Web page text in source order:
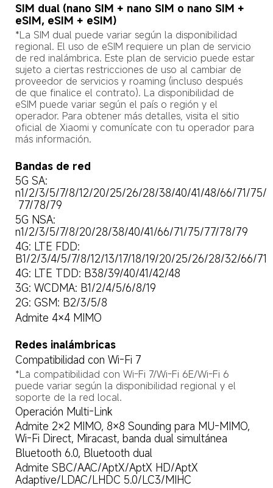
SIM dual (nano SIM + nano SIM o nano SIM +
eSIM, eSIM + eSIM)
*La SIM dual puede variar según la disponibilidad
regional. El uso de eSIM requiere un plan de servicio
de red inalámbrica. Este plan de servicio puede estar
sujeto a ciertas restricciones de uso al cambiar de
proveedor de servicios y roaming (incluso después
de que finalice el contrato). La disponibilidad de
eSIM puede variar según el país o región y el
operador. Para obtener más detalles, visita el sitio
oficial de Xiaomi y comunícate con tu operador para
más información.
Bandas de red
5G SA:
n1/2/3/5/7/8/12/20/25/26/28/38/40/41/48/66/71/75/
77/78/79
5G NSA:
n1/2/3/5/7/8/20/28/38/40/41/66/71/75/77/78/79
4G: LTE FDD:
B1/2/3/4/5/7/8/12/13/17/18/19/20/25/26/28/32/66/71
4G: LTE TDD: B38/39/40/41/42/48
3G: WCDMA: B1/2/4/5/6/8/19
2G: GSM: B2/3/5/8
Admite 4×4 MIMO
Redes inalámbricas
Compatibilidad con Wi-Fi 7
*La compatibilidad con Wi-Fi 7/Wi-Fi 6E/Wi-Fi 6
puede variar según la disponibilidad regional y el
soporte de la red local.
Operación Multi-Link
Admite 2×2 MIMO, 8×8 Sounding para MU-MIMO,
Wi-Fi Direct, Miracast, banda dual simultánea
Bluetooth 6.0, Bluetooth dual
Admite SBC/AAC/AptX/AptX HD/AptX
Adaptive/LDAC/LHDC 5.0/LC3/MIHC